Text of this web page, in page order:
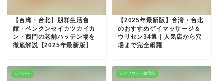
【台湾・台北】朋群生活會
館・ペンクンセイカツカイカ
ン・西門の老舗ハッテン場を
徹底解説【2025年最新版】
【2025年最新版】台湾・台北
のおすすめゲイマッサージ＆
ウリセン34選｜人気店から穴
場まで完全網羅
ゲイバー ゲイサウナ・発展場